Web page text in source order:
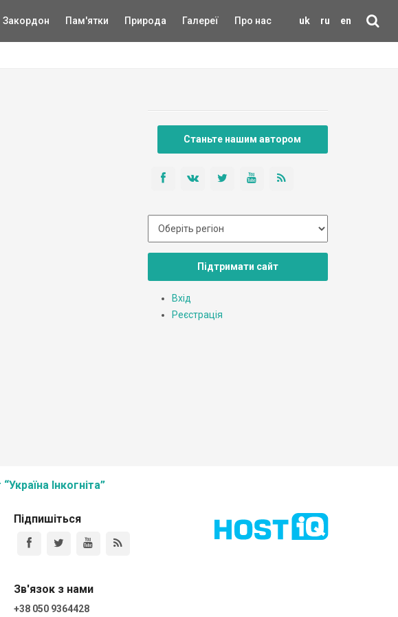
uk ru en
Закордон Пам'ятки Природа Галереї Про нас
Станьте нашим автором
Підтримати сайт
Вхід
Реєстрація
Інкогніта”
Підпишіться
Зв'язок з нами
+38 050 9364428